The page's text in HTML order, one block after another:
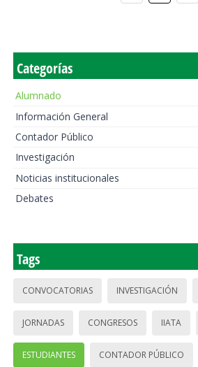
Categorías
Alumnado
Información General
Contador Público
Investigación
Noticias institucionales
Debates
Tags
CONVOCATORIAS INVESTIGACIÓN
JORNADAS CONGRESOS IIATA
ESTUDIANTES CONTADOR PÚBLICO